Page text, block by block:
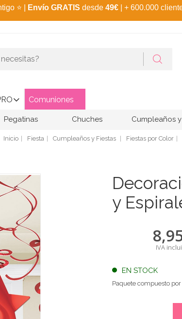
⭐ Envío GRATIS desde 49€ | + 600.000
Comuniones
Pegatinas Chuches Cumpleaños
Inicio Fiesta Cumpleaños y Fiestas Fiestas por Color
y
IVA
EN STOCK
Paquete compuesto